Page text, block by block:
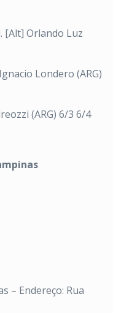
[Alt] Orlando Luz
Londero (ARG)
(ARG) 6/3 6/4
– Endereço: Rua